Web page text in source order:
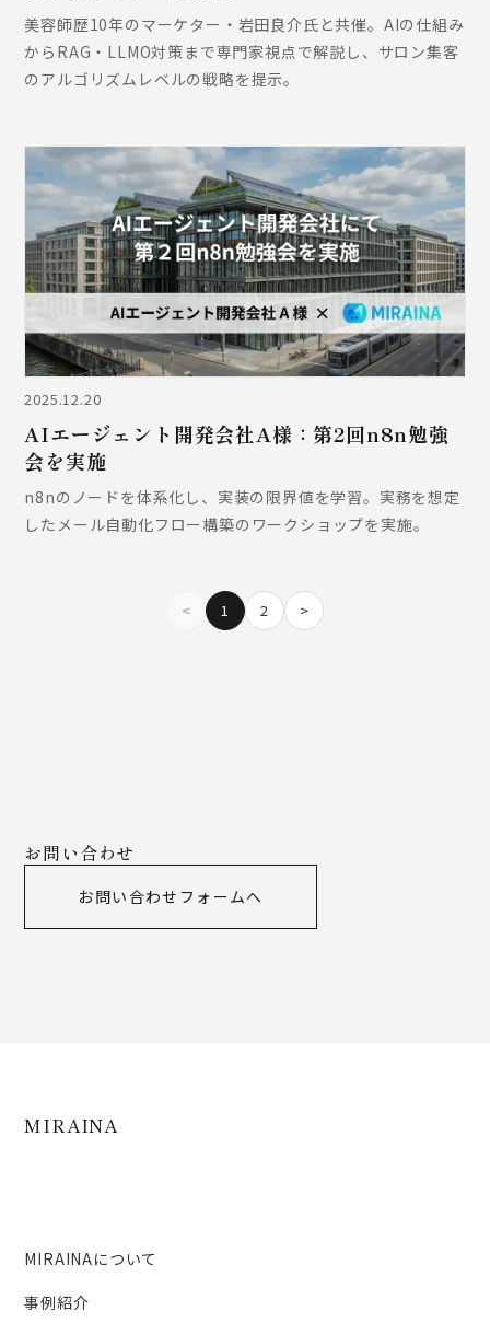
美容師歴10年のマーケター・岩田良介氏と共催。AIの仕組み
からRAG・LLMO対策まで専門家視点で解説し、サロン集客
のアルゴリズムレベルの戦略を提示。
2025.12.20
AIエージェント開発会社A様：第2回n8n勉強
会を実施
n8nのノードを体系化し、実装の限界値を学習。実務を想定
したメール自動化フロー構築のワークショップを実施。
< 1 2 >
お問い合わせ
お問い合わせフォームへ
MIRAINA
MIRAINAについて
事例紹介